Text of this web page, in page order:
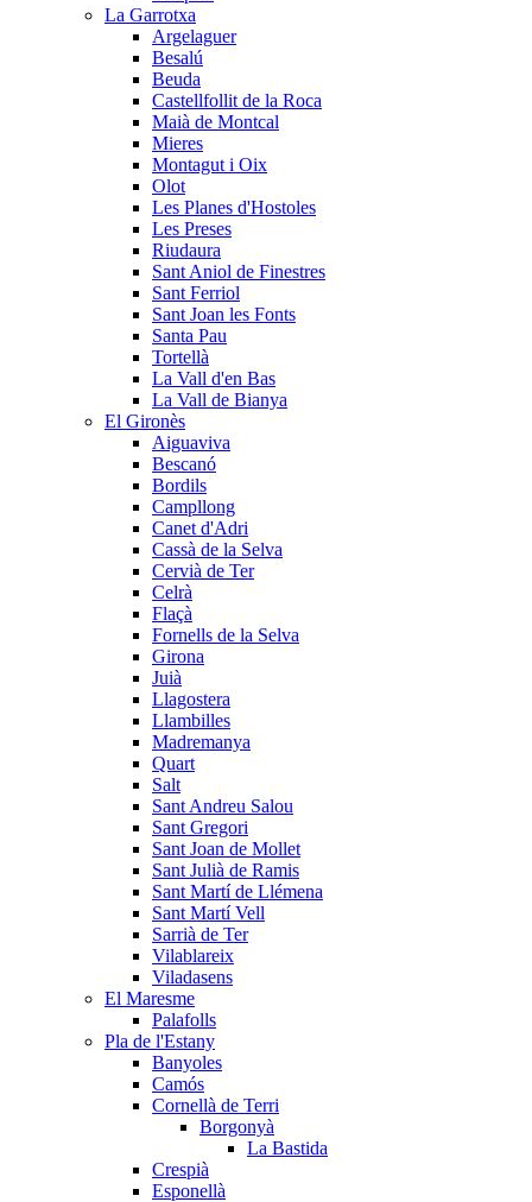
La Garrotxa
Argelaguer
Besalú
Beuda
Castellfollit de la Roca
Maià de Montcal
Mieres
Montagut i Oix
Olot
Les Planes d'Hostoles
Les Preses
Riudaura
Sant Aniol de Finestres
Sant Ferriol
Sant Joan les Fonts
Santa Pau
Tortellà
La Vall d'en Bas
La Vall de Bianya
El Gironès
Aiguaviva
Bescanó
Bordils
Campllong
Canet d'Adri
Cassà de la Selva
Cervià de Ter
Celrà
Flaçà
Fornells de la Selva
Girona
Juià
Llagostera
Llambilles
Madremanya
Quart
Salt
Sant Andreu Salou
Sant Gregori
Sant Joan de Mollet
Sant Julià de Ramis
Sant Martí de Llémena
Sant Martí Vell
Sarrià de Ter
Vilablareix
Viladasens
El Maresme
Palafolls
Pla de l'Estany
Banyoles
Camós
Cornellà de Terri
Borgonyà
La Bastida
Crespià
Esponellà